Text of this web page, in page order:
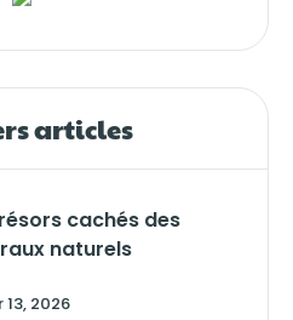
articles
cachés des
naturels
13, 2026